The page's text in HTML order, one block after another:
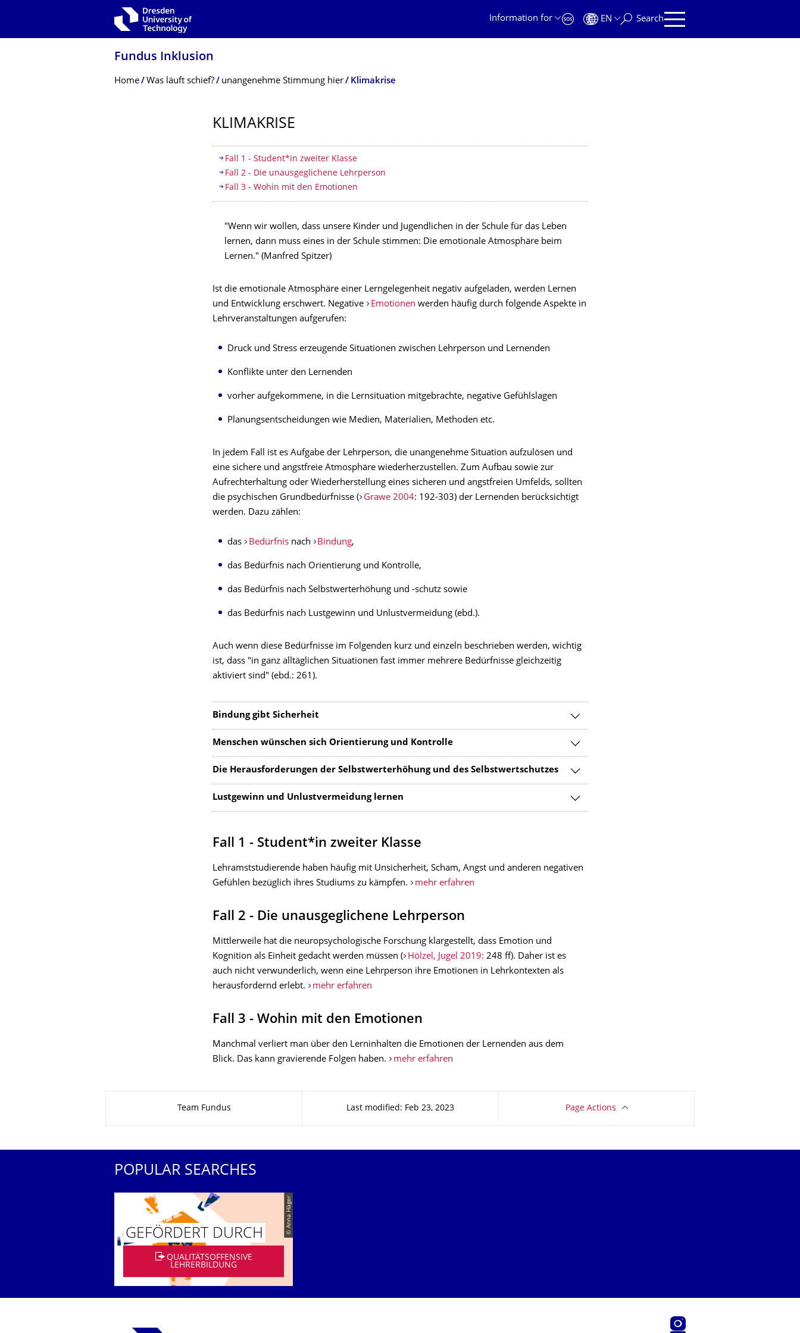
Information for
EN Search
Fundus Inklusion
Breadcrumb Menu
Home Was läuft schief? unangenehme Stimmung hier Klimakrise
KLIMAKRISE
Table of contents
Fall 1 - Student*in zweiter Klasse
Fall 2 - Die unausgeglichene Lehrperson
Fall 3 - Wohin mit den Emotionen
"Wenn wir wollen, dass unsere Kinder und Jugendlichen in der Schule für das Leben
lernen, dann muss eines in der Schule stimmen: Die emotionale Atmosphäre beim
Lernen." (Manfred Spitzer)
Ist die emotionale Atmosphäre einer Lerngelegenheit negativ aufgeladen, werden Lernen
und Entwicklung erschwert. Negative
Emotionen werden häufig durch folgende Aspekte in
Lehrveranstaltungen aufgerufen:
Druck und Stress erzeugende Situationen zwischen Lehrperson und Lernenden
Konflikte unter den Lernenden
vorher aufgekommene, in die Lernsituation mitgebrachte, negative Gefühlslagen
Planungsentscheidungen wie Medien, Materialien, Methoden etc.
In jedem Fall ist es Aufgabe der Lehrperson, die unangenehme Situation aufzulösen und
eine sichere und angstfreie Atmosphäre wiederherzustellen. Zum Aufbau sowie zur
Aufrechterhaltung oder Wiederherstellung eines sicheren und angstfreien Umfelds, sollten
die psychischen Grundbedürfnisse ( Grawe 2004: 192-303) der Lernenden berücksichtigt
werden. Dazu zählen:
das Bedürfnisnach Bindung,
das Bedürfnis nach Orientierung und Kontrolle,
das Bedürfnis nach Selbstwerterhöhung und -schutz sowie
das Bedürfnis nach Lustgewinn und Unlustvermeidung (ebd.).
Auch wenn diese Bedürfnisse im Folgenden kurz und einzeln beschrieben werden, wichtig
ist, dass "in ganz alltäglichen Situationen fast immer mehrere Bedürfnisse gleichzeitig
aktiviert sind" (ebd.: 261).
Bindung gibt Sicherheit
Menschen wünschen sich Orientierung und Kontrolle
Die Herausforderungen der Selbstwerterhöhung und des Selbstwertschutzes
Lustgewinn und Unlustvermeidung lernen
Fall 1 - Student*in zweiter Klasse
Lehramststudierende haben häufig mit Unsicherheit, Scham, Angst und anderen negativen
Gefühlen bezüglich ihres Studiums zu kämpfen.
mehr erfahren
Fall 2 - Die unausgeglichene Lehrperson
Mittlerweile hat die neuropsychologische Forschung klargestellt, dass Emotion und
Kognition als Einheit gedacht werden müssen ( Hölzel, Jugel 2019: 248 ff). Daher ist es
auch nicht verwunderlich, wenn eine Lehrperson ihre Emotionen in Lehrkontexten als
herausfordernd erlebt.
mehr erfahren
Fall 3 - Wohin mit den Emotionen
Manchmal verliert man über den Lerninhalten die Emotionen der Lernenden aus dem
Blick. Das kann gravierende Folgen haben.
mehr erfahren
Team Fundus Last modified: Feb 23, 2023 Page Actions
POPULAR SEARCHES
© Anna Häger
GEFÖRDERT DURCH
QUALITÄTSOFFENSIVE
LEHRERBILDUNG
Instagram